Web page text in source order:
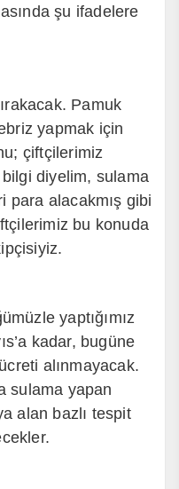
şu ifadelere
Pamuk
yapmak için
çiftçilerimiz
bilgi diyelim, sulama
para alacakmış gibi
bu konuda
yaptığımız
kadar, bugüne
alınmayacak.
sulama yapan
alan bazlı tespit